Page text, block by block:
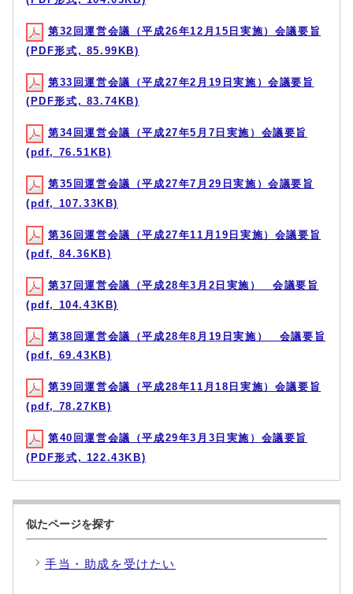
第32回運営会議（平成26年12月15日実施）会議要旨
(PDF形式, 85.99KB)
第33回運営会議（平成27年2月19日実施）会議要旨
(PDF形式, 83.74KB)
第34回運営会議（平成27年5月7日実施）会議要旨
(pdf, 76.51KB)
第35回運営会議（平成27年7月29日実施）会議要旨
(pdf, 107.33KB)
第36回運営会議（平成27年11月19日実施）会議要旨
(pdf, 84.36KB)
第37回運営会議（平成28年3月2日実施） 会議要旨
(pdf, 104.43KB)
第38回運営会議（平成28年8月19日実施） 会議要旨
(pdf, 69.43KB)
第39回運営会議（平成28年11月18日実施）会議要旨
(pdf, 78.27KB)
第40回運営会議（平成29年3月3日実施）会議要旨
(PDF形式, 122.43KB)
似たページを探す
手当・助成を受けたい